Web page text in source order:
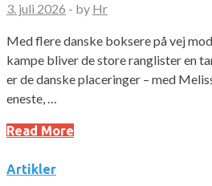
3. juli 2026 - by Hr
Med flere danske boksere på vej
kampe bliver de store ranglister en
er de danske placeringer – med
eneste, …
Read More
Artikler